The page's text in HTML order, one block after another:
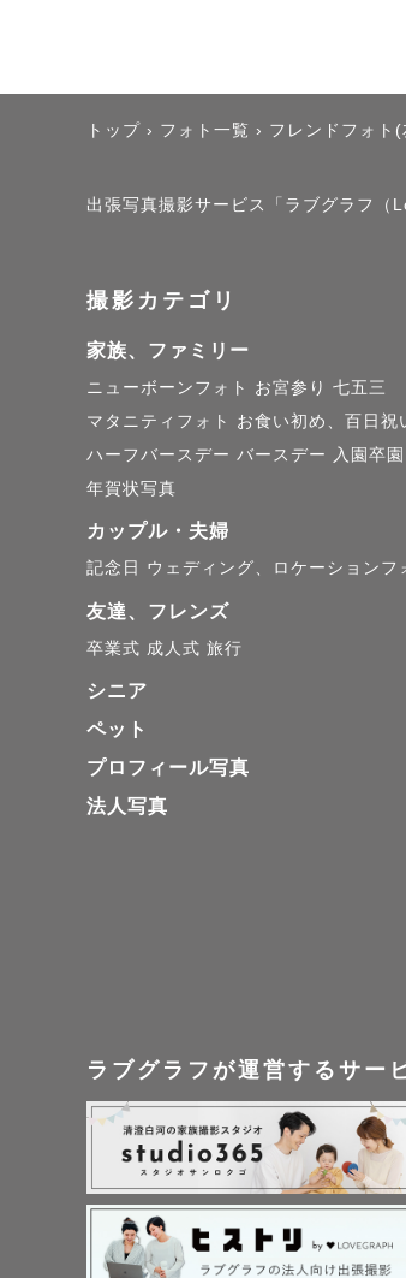
トップ › フォト一覧 › フレンドフォト
出張写真撮影サービス「ラブグラフ
撮影カテゴリ
家族、ファミリー
ニューボーンフォト お宮参り 七五三
マタニティフォト
お食い初め、百日祝
ハーフバースデー バースデー
入園卒
年賀状写真
カップル・夫婦
記念日 ウェディング、ロケーションフ
友達、フレンズ
卒業式 成人式 旅行
シニア
ペット
プロフィール写真
法人写真
ラブグラフが運営するサー